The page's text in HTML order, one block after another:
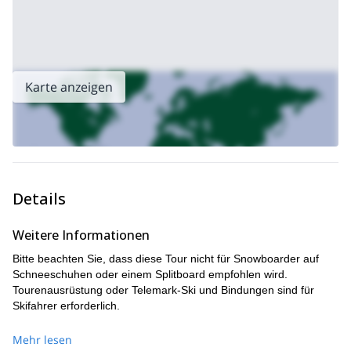
Karte anzeigen
Details
Weitere Informationen
Bitte beachten Sie, dass diese Tour nicht für Snowboarder auf
Schneeschuhen oder einem Splitboard empfohlen wird.
Tourenausrüstung oder Telemark-Ski und Bindungen sind für
Skifahrer erforderlich.
Mehr lesen